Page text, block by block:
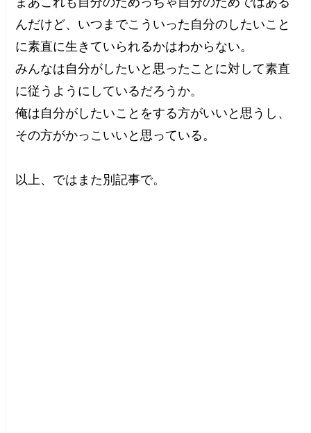
んだけど、いつまでこういった自分のしたいこと
に素直に生きていられるかはわからない。
みんなは自分がしたいと思ったことに対して素直
に従うようにしているだろうか。
俺は自分がしたいことをする方がいいと思うし、
その方がかっこいいと思っている。
以上、ではまた別記事で。